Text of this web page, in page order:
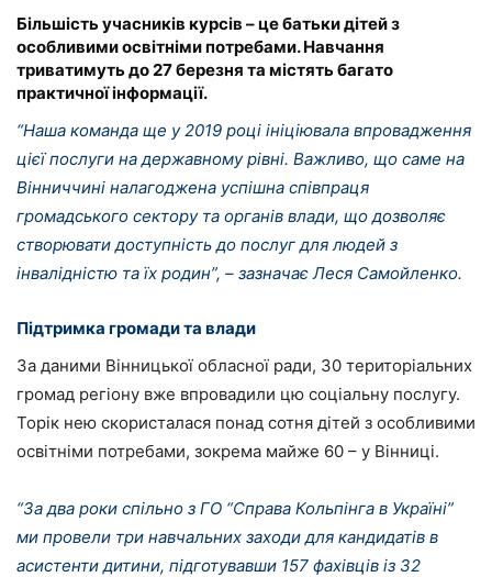
Більшість учасників курсів – це батьки дітей з
особливими освітніми потребами. Навчання
триватимуть до 27 березня та містять багато
практичної інформації.
“Наша команда ще у 2019 році ініціювала впровадження
цієї послуги на державному рівні. Важливо, що саме на
Вінниччині налагоджена успішна співпраця
громадського сектору та органів влади, що дозволяє
створювати доступність до послуг для людей з
інвалідністю та їх родин”, – зазначає Леся Самойленко.
Підтримка громади та влади
За даними Вінницької обласної ради, 30 територіальних
громад регіону вже впровадили цю соціальну послугу.
Торік нею скористалася понад сотня дітей з особливими
освітніми потребами, зокрема майже 60 – у Вінниці.
“За два роки спільно з ГО “Справа Кольпінга в Україні”
ми провели три навчальних заходи для кандидатів в
асистенти дитини, підготувавши 157 фахівців із 32